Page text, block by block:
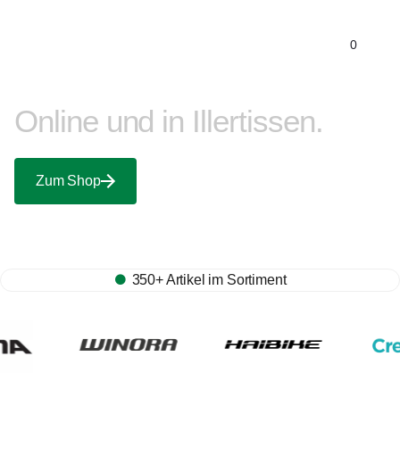
0
Online und in Illertissen.
Zum Shop
350+ Artikel im Sortiment